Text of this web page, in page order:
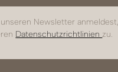
Newsletter
Datenschutzrichtlinien zu.